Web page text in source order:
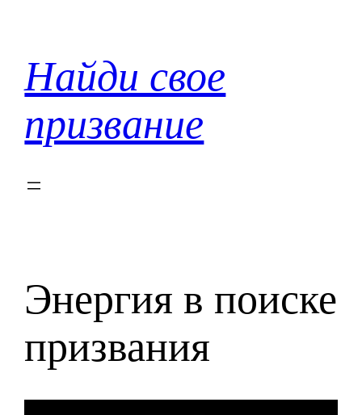
содержимому
Найди свое
призвание
Энергия в поиске
призвания